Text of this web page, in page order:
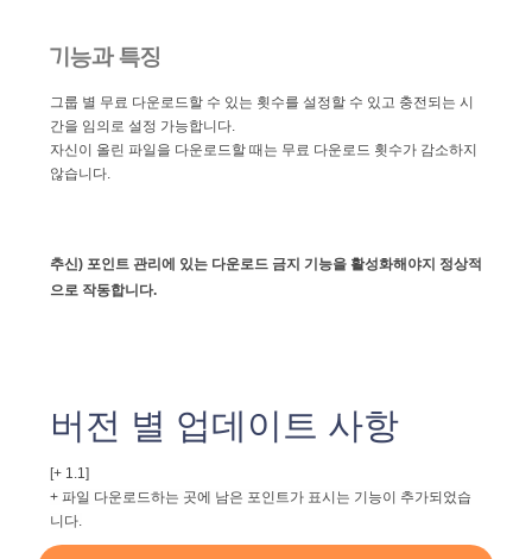
기능과 특징
그룹 별 무료 다운로드할 수 있는 횟수를 설정할 수 있고 충전되는 시
간을 임의로 설정 가능합니다.
자신이 올린 파일을 다운로드할 때는 무료 다운로드 횟수가 감소하지
않습니다.
추신) 포인트 관리에 있는 다운로드 금지 기능을 활성화해야지 정상적
으로 작동합니다.
버전 별 업데이트 사항
[+ 1.1]
+ 파일 다운로드하는 곳에 남은 포인트가 표시는 기능이 추가되었습
니다.